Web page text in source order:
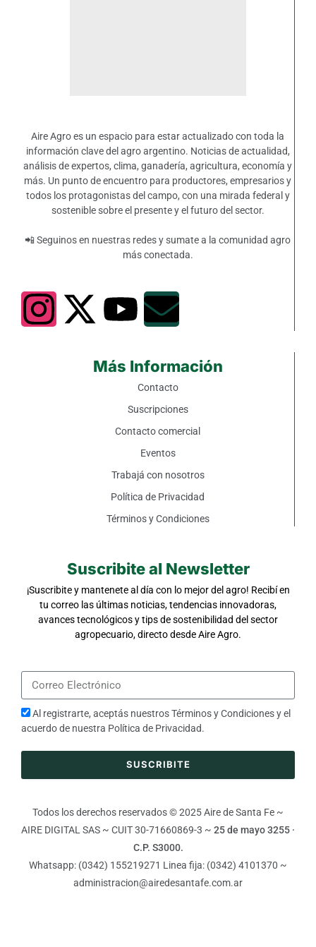
Aire Agro es un espacio para estar actualizado con toda la
información clave del agro argentino. Noticias de actualidad,
análisis de expertos, clima, ganadería, agricultura, economía y
más. Un punto de encuentro para productores, empresarios y
todos los protagonistas del campo, con una mirada federal y
sostenible sobre el presente y el futuro del sector.
📲 Seguinos en nuestras redes y sumate a la comunidad agro
más conectada.
Más Información
Contacto
Suscripciones
Contacto comercial
Eventos
Trabajá con nosotros
Política de Privacidad
Términos y Condiciones
Suscribite al Newsletter
¡Suscribite y mantenete al día con lo mejor del agro! Recibí en
tu correo las últimas noticias, tendencias innovadoras,
avances tecnológicos y tips de sostenibilidad del sector
agropecuario, directo desde Aire Agro.
Al registrarte, aceptás nuestrosTérminos y Condicionesy el
acuerdo de nuestra Política de Privacidad.
SUSCRIBITE
Todos los derechos reservados © 2025 Aire de Santa Fe ~
AIRE DIGITAL SAS ~ CUIT 30-71660869-3 ~ 25 de mayo 3255 ·
C.P. S3000.
Whatsapp: (0342) 155219271 Linea fija: (0342) 4101370 ~
administracion@airedesantafe.com.ar